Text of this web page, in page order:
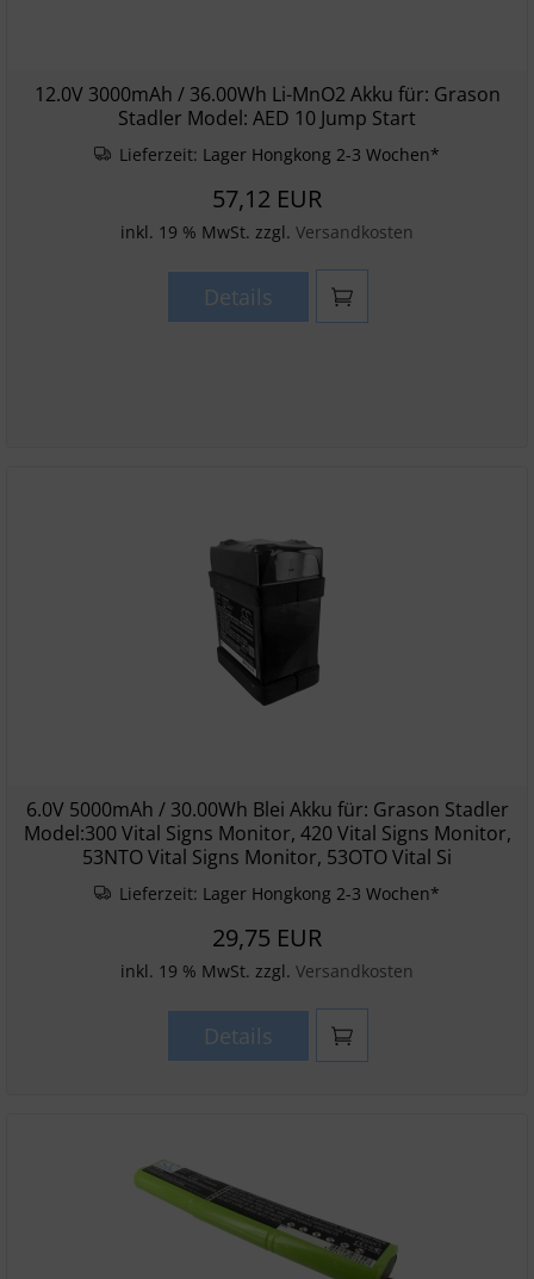
12.0V 3000mAh / 36.00Wh Li-MnO2 Akku für: Grason
Stadler Model: AED 10 Jump Start
Lieferzeit: Lager Hongkong 2-3 Wochen*
57,12 EUR
inkl. 19 % MwSt. zzgl. Versandkosten
Details
6.0V 5000mAh / 30.00Wh Blei Akku für: Grason Stadler
Model:300 Vital Signs Monitor, 420 Vital Signs Monitor,
53NTO Vital Signs Monitor, 53OTO Vital Si
Lieferzeit: Lager Hongkong 2-3 Wochen*
29,75 EUR
inkl. 19 % MwSt. zzgl. Versandkosten
Details